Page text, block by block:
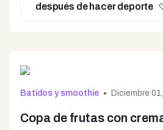
después de hacer deporte
Batidos y smoothie Diciembre
Copa de frutas con